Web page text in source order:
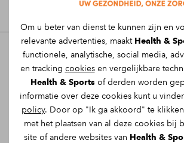
Om u beter van dienst te kunnen zijn en
relevante advertenties, maakt Health &
functionele, analytische, social media,
en tracking cookiesen vergelijkbare
Health & Sports of derden worden
informatie over deze cookies kunt u
policy. Door op "Ik ga akkoord" te
met het plaatsen van al deze cookies bij
site of andere websites van Health &
Kniepijn laten
Buchten en
Heb jij ook klachten aan je knie
heb je geen idee hoe de pijn is
waar de pijn vandaan komt? Dat
Knieklachten komen immers
pijn kan verschillende oorzaken